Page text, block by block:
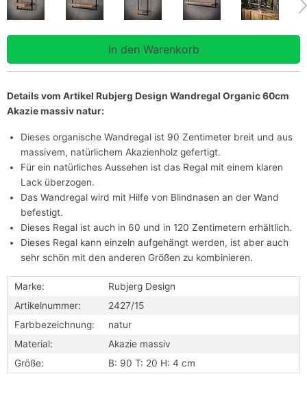
Details vom Artikel Rubjerg Design Wandregal Organic 60cm
Akazie massiv natur:
Dieses organische Wandregal ist 90 Zentimeter breit und aus
massivem, natürlichem Akazienholz gefertigt.
Für ein natürliches Aussehen ist das Regal mit einem klaren
Lack überzogen.
Das Wandregal wird mit Hilfe von Blindnasen an der Wand
befestigt.
Dieses Regal ist auch in 60 und in 120 Zentimetern erhältlich.
Dieses Regal kann einzeln aufgehängt werden, ist aber auch
sehr schön mit den anderen Größen zu kombinieren.
Marke:
Rubjerg Design
Artikelnummer:
2427/15
Farbbezeichnung:
natur
Material:
Akazie massiv
Größe:
B: 90 T: 20 H: 4 cm